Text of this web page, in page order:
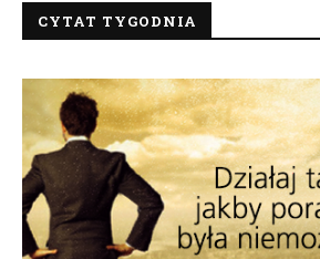
CYTAT TYGODNIA